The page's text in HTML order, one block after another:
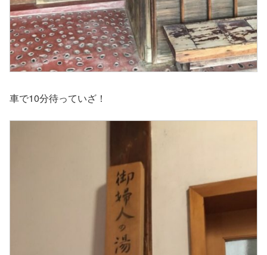
車で10分待っていざ！